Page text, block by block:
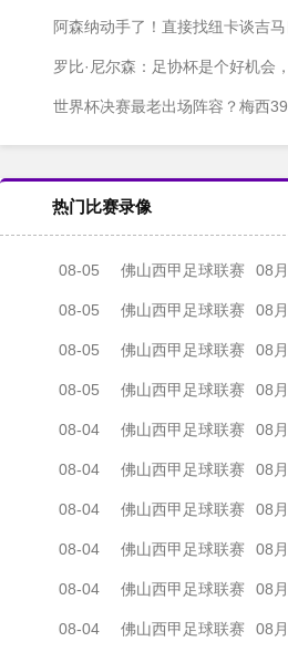
阿森纳动手了！直接找纽卡谈吉马良斯
罗比·尼尔森：足协杯是个好机会，想
世界杯决赛最老出场阵容？梅西39岁排第
热门比赛录像
08-05 佛山西甲足球联赛 08月04日 佛山西
08-05 佛山西甲足球联赛 08月04日 佛山西
08-05 佛山西甲足球联赛 08月04日 佛山西
08-05 佛山西甲足球联赛 08月04日 佛山西甲
08-04 佛山西甲足球联赛 08月03日 佛山西甲
08-04 佛山西甲足球联赛 08月03日 佛山西
08-04 佛山西甲足球联赛 08月03日 佛山西
08-04 佛山西甲足球联赛 08月03日 佛山西
08-04 佛山西甲足球联赛 08月03日 佛山西
08-04 佛山西甲足球联赛 08月03日 佛山西甲足